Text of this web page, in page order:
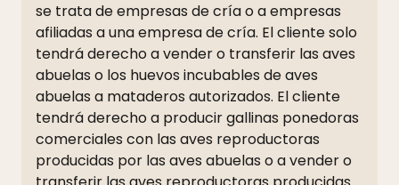
se trata de empresas de cría o a empresas
afiliadas a una empresa de cría. El cliente solo
tendrá derecho a vender o transferir las aves
abuelas o los huevos incubables de aves
abuelas a mataderos autorizados. El cliente
tendrá derecho a producir gallinas ponedoras
comerciales con las aves reproductoras
producidas por las aves abuelas o a vender o